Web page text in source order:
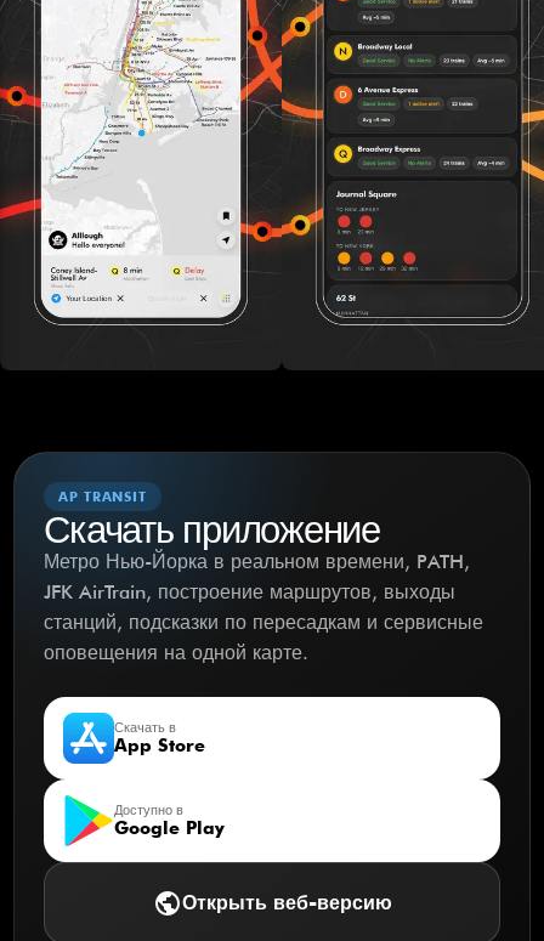
AP TRANSIT
Скачать приложение
Метро Нью-Йорка в реальном времени, PATH,
JFK AirTrain, построение маршрутов, выходы
станций, подсказки по пересадкам и сервисные
оповещения на одной карте.
Скачать в
App Store
Доступно в
Google Play
publicОткрыть веб-версию